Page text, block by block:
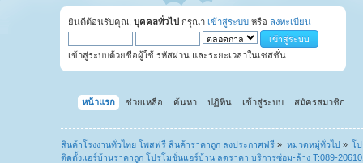
ยินดีต้อนรับคุณ, บุคคลทั่วไป กรุณา เข้าสู่ระบบ หรือ ลงทะเบียน
เข้าสู่ระบบด้วยชื่อผู้ใช้ รหัสผ่าน และระยะเวลาในเซสชั่น
หน้าแรก ช่วยเหลือ ค้นหา ปฏิทิน เข้าสู่ระบบ สมัครสมาชิก
สินค้าโรงงานทั่วไทย โพสฟรี สินค้าราคาถูก ลงประกาศฟรี » หมวดหมู่ทั่วไป » โ
ติดตั้งแอร์บ้านราคาถูก โปรโมชั่นแอร์บ้าน ลดราคา บริการซ่อม-ล้าง T:089-